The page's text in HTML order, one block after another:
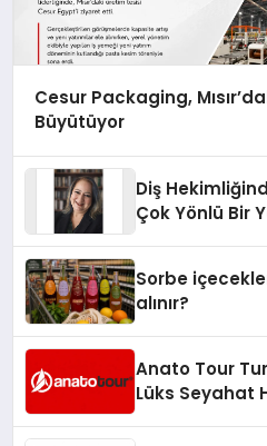
Cesur Packaging,
Büyütüyor
Diş
Çok Yönlü Bir
Sorbe
alınır?
Anato Tour
Lüks Seyahat